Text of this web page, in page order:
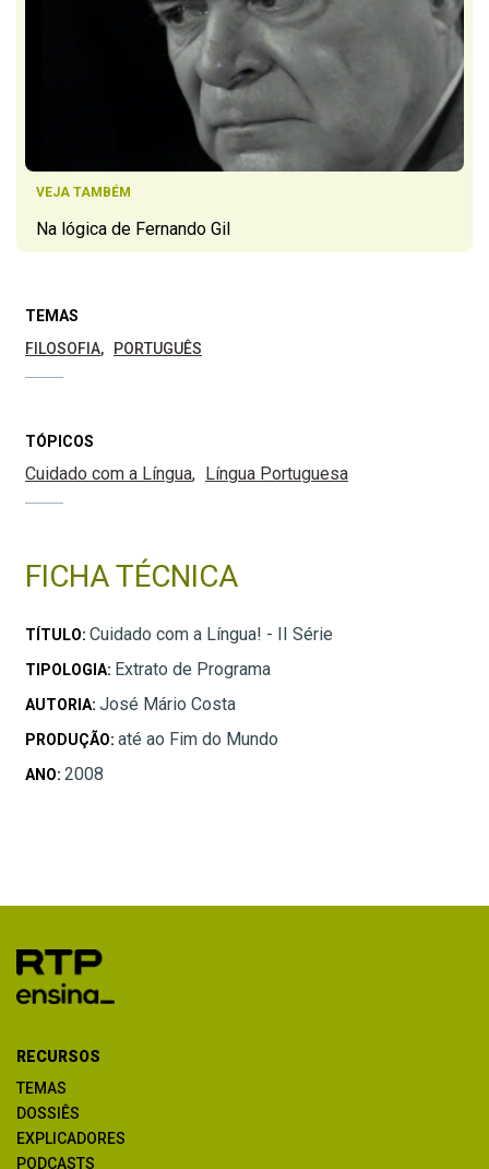
VEJA TAMBÉM
Na lógica de Fernando Gil
TEMAS
FILOSOFIA
PORTUGUÊS
TÓPICOS
Cuidado com a Língua Língua Portuguesa
FICHA TÉCNICA
TÍTULO: Cuidado com a Língua! - II Série
TIPOLOGIA: Extrato de Programa
AUTORIA: José Mário Costa
PRODUÇÃO: até ao Fim do Mundo
ANO: 2008
RECURSOS
TEMAS
DOSSIÊS
EXPLICADORES
PODCASTS